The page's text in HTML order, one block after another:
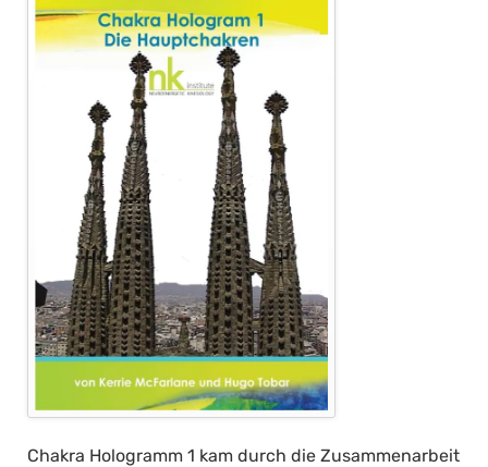
Chakra Hologramm 1 kam durch die Zusammenarbeit